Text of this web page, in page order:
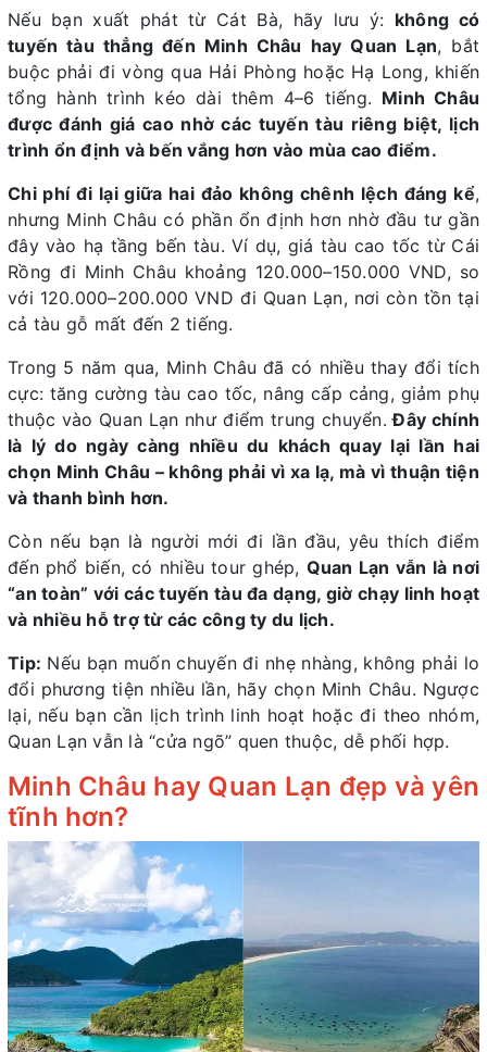
Nếu bạn xuất phát từ Cát Bà, hãy lưu ý: không có
tuyến tàu thẳng đến Minh Châu hay Quan Lạn, bắt
buộc phải đi vòng qua Hải Phòng hoặc Hạ Long, khiến
tổng hành trình kéo dài thêm 4–6 tiếng. Minh Châu
được đánh giá cao nhờ các tuyến tàu riêng biệt, lịch
trình ổn định và bến vắng hơn vào mùa cao điểm.
Chi phí đi lại giữa hai đảo không chênh lệch đáng kể,
nhưng Minh Châu có phần ổn định hơn nhờ đầu tư gần
đây vào hạ tầng bến tàu. Ví dụ, giá tàu cao tốc từ Cái
Rồng đi Minh Châu khoảng 120.000–150.000 VND, so
với 120.000–200.000 VND đi Quan Lạn, nơi còn tồn tại
cả tàu gỗ mất đến 2 tiếng.
Trong 5 năm qua, Minh Châu đã có nhiều thay đổi tích
cực: tăng cường tàu cao tốc, nâng cấp cảng, giảm phụ
thuộc vào Quan Lạn như điểm trung chuyển.Đây chính
là lý do ngày càng nhiều du khách quay lại lần hai
chọn Minh Châu – không phải vì xa lạ, mà vì thuận tiện
và thanh bình hơn.
Còn nếu bạn là người mới đi lần đầu, yêu thích điểm
đến phổ biến, có nhiều tour ghép, Quan Lạn vẫn là nơi
“an toàn” với các tuyến tàu đa dạng, giờ chạy linh hoạt
và nhiều hỗ trợ từ các công ty du lịch.
Tip: Nếu bạn muốn chuyến đi nhẹ nhàng, không phải lo
đổi phương tiện nhiều lần, hãy chọn Minh Châu. Ngược
lại, nếu bạn cần lịch trình linh hoạt hoặc đi theo nhóm,
Quan Lạn vẫn là “cửa ngõ” quen thuộc, dễ phối hợp.
Minh Châu hay Quan Lạn đẹp và yên
tĩnh hơn?